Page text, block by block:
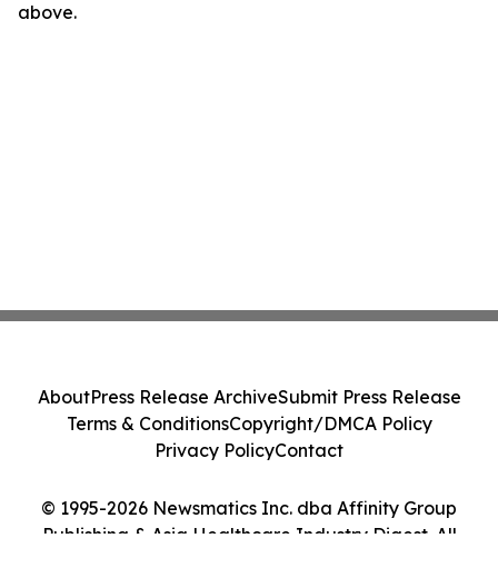
above.
© 1995-2026 Newsmatics Inc. dba Affinity Group
Publishing & Asia Healthcare Industry Digest. All
AboutPress Release ArchiveSubmit Press Release
Terms & ConditionsCopyright/DMCA Policy
Privacy PolicyContact